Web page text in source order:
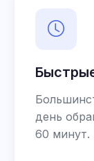
день
60 минут.